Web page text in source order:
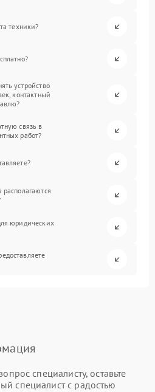
техники?
устройство
контактный
связь в
работ?
юридических
специалисту, оставьте
специалист с радостью